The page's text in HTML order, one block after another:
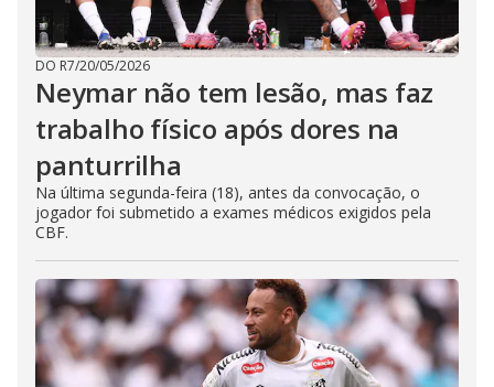
DO R7/20/05/2026
Neymar não tem lesão, mas faz
trabalho físico após dores na
panturrilha
Na última segunda-feira (18), antes da convocação, o
jogador foi submetido a exames médicos exigidos pela
CBF.